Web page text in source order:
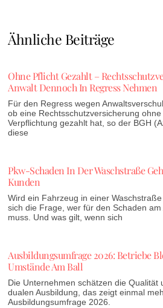
Ähnliche Beiträge
Ohne Pflicht Gezahlt –
Anwalt Dennoch In Regress Nehmen
Für den Regress wegen
ob eine Rechtsschutzversicherung ohne
Verpflichtung gezahlt hat, so der BGH
diese
Pkw-Schaden In Der Waschstraße
Kunden
Wird ein Fahrzeug in einer
sich die Frage, wer für den Schaden
muss. Und was gilt, wenn sich
Ausbildungsumfrage 2026: Betriebe
Umstände Am Ball
Die Unternehmen schätzen die Qualität
dualen Ausbildung, das zeigt einmal
Ausbildungsumfrage 2026.